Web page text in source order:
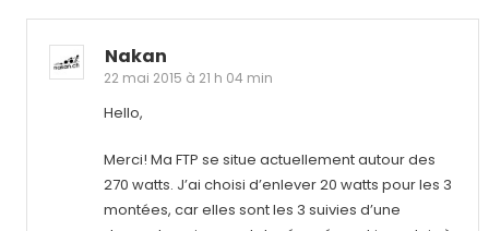
Nakan
22 mai 2015 à 21 h 04 min
Hello,
Merci! Ma FTP se situe actuellement autour des
270 watts. J’ai choisi d’enlever 20 watts pour les 3
montées, car elles sont les 3 suivies d’une